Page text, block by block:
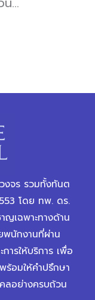
งจร รวมทั้งทันต
โดย ทพ. ดร.
เฉพาะทางด้าน
พนักงานที่ผ่าน
ารให้บริการ เพื่อ
ร้อมให้คำปรึกษา
ลอย่างครบถ้วน